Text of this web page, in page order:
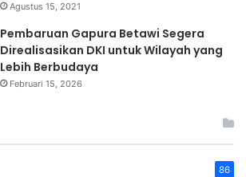
Agustus 15, 2021
Pembaruan Gapura Betawi Segera
Direalisasikan DKI untuk Wilayah yang
Lebih Berbudaya
Februari 15, 2026
86